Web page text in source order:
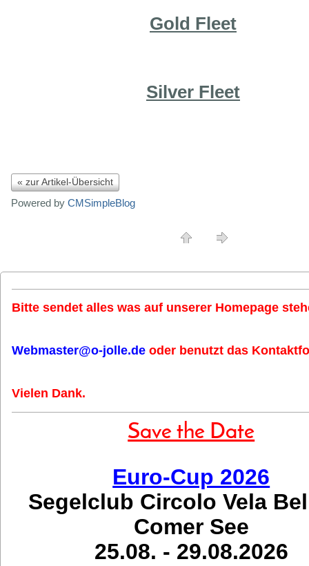
Gold Fleet
Silver Fleet
« zur Artikel-Übersicht
Powered by CMSimpleBlog
Bitte sendet alles was auf unserer Homepage
Webmaster@o-jolle.de oder benutzt das
Vielen Dank.
Save the Date
Euro-Cup 2026
Segelclub Circolo Vela
Comer See
25.08. - 29.08.2026